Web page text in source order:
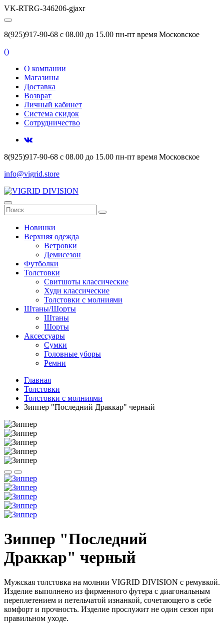
VK-RTRG-346206-gjaxr
8(925)917-90-68 с 08.00 до 15.00 пн-пт время Московское
()
О компании
Магазины
Доставка
Возврат
Личный кабинет
Система скидок
Сотрудничество
8(925)917-90-68 с 08.00 до 15.00 пн-пт время Московское
info@vigrid.store
Новинки
Верхняя одежда
Ветровки
Демисезон
Футболки
Толстовки
Свитшоты классические
Худи классические
Толстовки с молниями
Штаны/Шорты
Штаны
Шорты
Аксессуары
Сумки
Головные уборы
Ремни
Главная
Толстовки
Толстовки с молниями
Зиппер "Последний Драккар" черный
Зиппер "Последний
Драккар" черный
Мужская толстовка на молнии VIGRID DIVISION с ремувкой.
Изделие выполнено из фирменного футера с диагональным
переплетением и петельчатой изнанкой, сочетающего в себе
комфорт и прочность. Изделие прослужит не один сезон при
правильном уходе.